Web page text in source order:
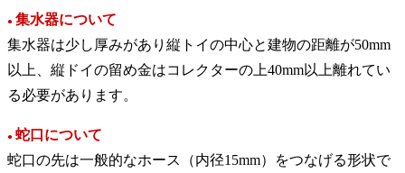
● 集水器について
集水器は少し厚みがあり縦トイの中心と建物の距離が50mm
以上、縦ドイの留め金はコレクターの上40mm以上離れてい
る必要があります。
● 蛇口について
蛇口の先は一般的なホース（内径15mm）をつなげる形状で